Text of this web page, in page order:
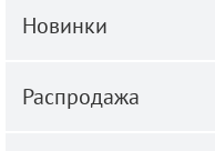
Новинки
Распродажа